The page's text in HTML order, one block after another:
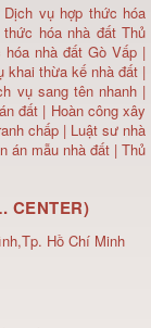
Dịch vụ hợp thức hóa
thức hóa nhà đất Thủ
hóa nhà đất Gò Vấp |
khai thừa kế nhà đất |
vụ sang tên nhanh |
đất | Hoàn công xây
chấp | Luật sư nhà
án mẫu nhà đất|Thủ
CENTER)
Hồ Chí Minh